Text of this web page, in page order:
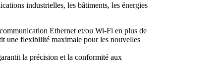
industrielles, les bâtiments, les énergies
Ethernet et/ou Wi-Fi en plus de
une flexibilité maximale pour les nouvelles
la précision et la conformité aux